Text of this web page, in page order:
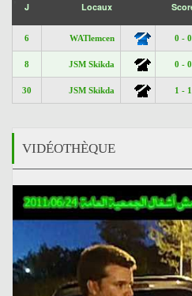
J Locaux
6 WATlemcen 0 - 0
8 JSM Skikda 0 - 0
30 JSM Skikda 1 - 1
VIDÉOTHÈQUE